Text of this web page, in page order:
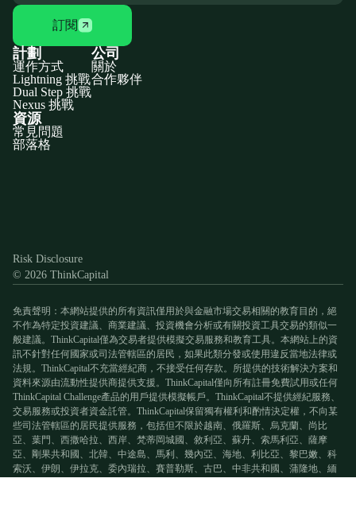
訂閱
計劃
運作方式
Lightning 挑戰
Dual Step 挑戰
Nexus 挑戰
公司
關於
合作夥伴
資源
常見問題
部落格
Risk Disclosure
© 2026 ThinkCapital
免責聲明：本網站提供的所有資訊僅用於與金融市場交易相關的教育目的，絕
不作為特定投資建議、商業建議、投資機會分析或有關投資工具交易的類似一
般建議。ThinkCapital僅為交易者提供模擬交易服務和教育工具。本網站上的資
訊不針對任何國家或司法管轄區的居民，如果此類分發或使用違反當地法律或
法規。ThinkCapital不充當經紀商，不接受任何存款。所提供的技術解決方案和
資料來源由流動性提供商提供支援。ThinkCapital僅向所有註冊免費試用或任何
ThinkCapital Challenge產品的用戶提供模擬帳戶。ThinkCapital不提供經紀服務、
交易服務或投資者資金託管。ThinkCapital保留獨有權利和酌情決定權，不向某
些司法管轄區的居民提供服務，包括但不限於越南、俄羅斯、烏克蘭、尚比
亞、葉門、西撒哈拉、西岸、梵蒂岡城國、敘利亞、蘇丹、索馬利亞、薩摩
亞、剛果共和國、北韓、中途島、馬利、幾內亞、海地、利比亞、黎巴嫩、科
索沃、伊朗、伊拉克、委內瑞拉、賽普勒斯、古巴、中非共和國、蒲隆地、緬